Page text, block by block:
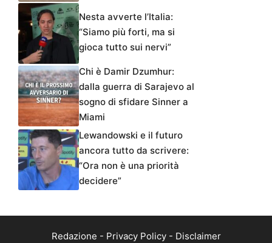
Nesta avverte l’Italia:
“Siamo più forti, ma si
gioca tutto sui nervi”
Chi è Damir Dzumhur:
dalla guerra di Sarajevo al
sogno di sfidare Sinner a
Miami
Lewandowski e il futuro
ancora tutto da scrivere:
“Ora non è una priorità
decidere”
Redazione - Privacy Policy- Disclaimer